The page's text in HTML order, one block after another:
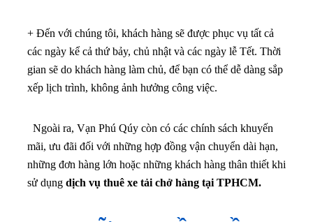
+ Đến với chúng tôi, khách hàng sẽ được phục vụ tất cả
các ngày kể cả thứ bảy, chủ nhật và các ngày lễ Tết. Thời
gian sẽ do khách hàng làm chủ, để bạn có thể dễ dàng sắp
xếp lịch trình, không ảnh hưởng công việc.
Ngoài ra, Vạn Phú Qúy còn có các chính sách khuyến
mãi, ưu đãi đối với những hợp đồng vận chuyển dài hạn,
những đơn hàng lớn hoặc những khách hàng thân thiết khi
sử dụng dịch vụ thuê xe tải chở hàng tại TPHCM.